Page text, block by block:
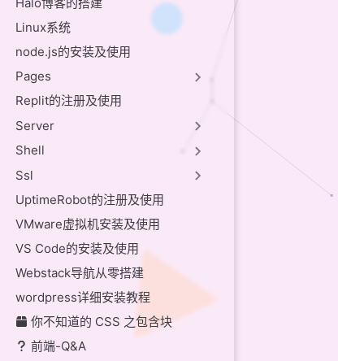
Linux系统
node.js的安装及使用
Pages
Replit的注册及使用
Server
Shell
Ssl
UptimeRobot的注册及使用
VMware虚拟机安装及使用
VS Code的安装及使用
Webstack导航从零搭建
wordpress详细安装教程
你不知道的 CSS 之包含块
前端-Q&A